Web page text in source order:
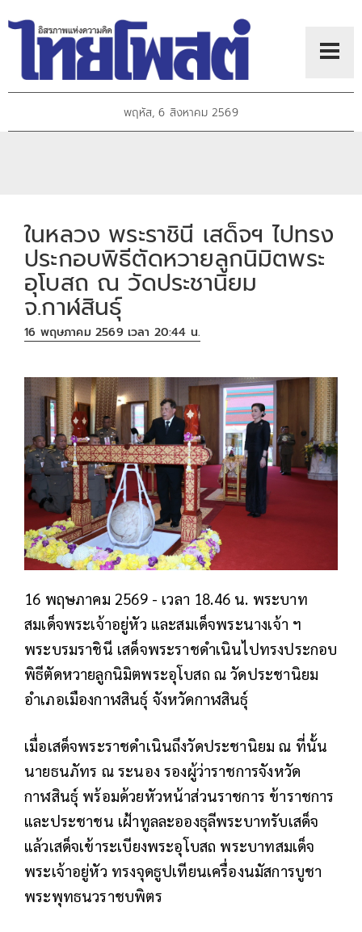
พฤหัส, 6 สิงหาคม 2569
ในหลวง พระราชินี เสด็จฯ ไปทรง
ประกอบพิธีตัดหวายลูกนิมิตพระ
อุโบสถ ณ วัดประชานิยม
จ.กาฬสินธุ์
16 พฤษภาคม 2569 เวลา 20:44 น.
16 พฤษภาคม 2569 - เวลา 18.46 น. พระบาท
สมเด็จพระเจ้าอยู่หัว และสมเด็จพระนางเจ้า ฯ
พระบรมราชินี เสด็จพระราชดำเนินไปทรงประกอบ
พิธีตัดหวายลูกนิมิตพระอุโบสถ ณ วัดประชานิยม
อำเภอเมืองกาฬสินธุ์ จังหวัดกาฬสินธุ์
เมื่อเสด็จพระราชดำเนินถึงวัดประชานิยม ณ ที่นั้น
นายธนภัทร ณ ระนอง รองผู้ว่าราชการจังหวัด
กาฬสินธุ์ พร้อมด้วยหัวหน้าส่วนราชการ ข้าราชการ
และประชาชน เฝ้าทูลละอองธุลีพระบาทรับเสด็จ
แล้วเสด็จเข้าระเบียงพระอุโบสถ พระบาทสมเด็จ
พระเจ้าอยู่หัว ทรงจุดธูปเทียนเครื่องนมัสการบูชา
พระพุทธนวราชบพิตร